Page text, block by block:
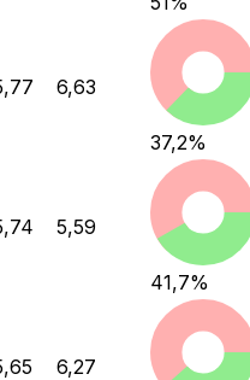
6,63
37,2%
5,59
41,7%
6,27